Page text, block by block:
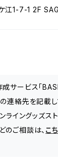
江1-7-1 2F
成サービス「
連絡先を記載し
ライングッズス
のご相談は、 こ